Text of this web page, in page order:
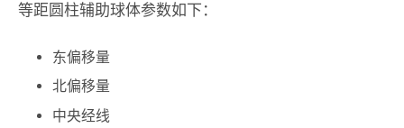
等距圆柱辅助球体参数如下：
东偏移量
北偏移量
中央经线